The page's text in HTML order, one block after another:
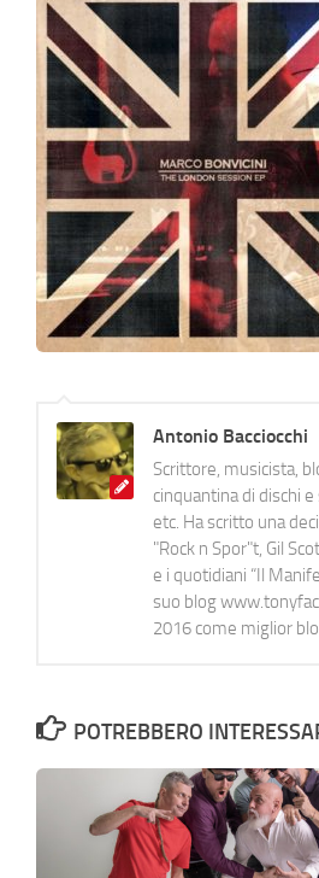
Antonio Bacciocchi
Scrittore, musicista,
cinquantina di dischi
etc. Ha scritto una
"Rock n Spor"t, Gil
e i quotidiani “Il
suo blog
2016 come miglior
POTREBBERO